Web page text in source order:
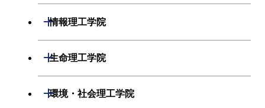
情報理工学院
開閉
数理・計算科学系
開閉
生命理工学院
開閉
生命理工学系
開閉
環境・社会理工学院
開閉